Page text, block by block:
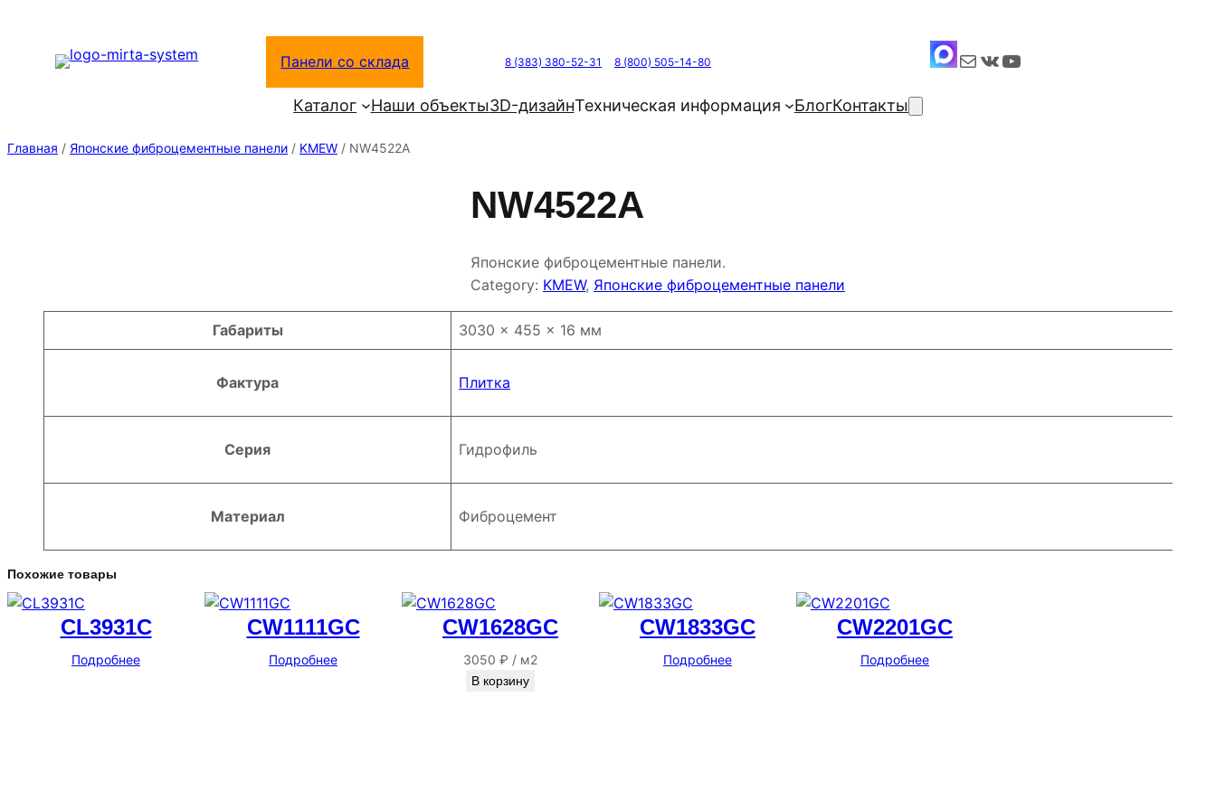
содержимому
Панели со склада 8 (383) 380-52-31 8 (800) 505-14-80 Почта ВКонтакте YouTube
Каталог Наши объекты3D-дизайнТехническая информация БлогКонтакты
Главная / Японские фиброцементные панели / KMEW / NW4522A
NW4522A
Японские фиброцементные панели.
Category: KMEW, Японские фиброцементные панели
Габариты 3030 × 455 × 16 мм
Фактура Плитка
Серия Гидрофиль
Материал Фиброцемент
Похожие товары
CL3931C
Подробнее
CW1111GC
Подробнее
CW1628GC
3050 ₽ / м2
В корзину
CW1833GC
Подробнее
CW2201GC
Подробнее